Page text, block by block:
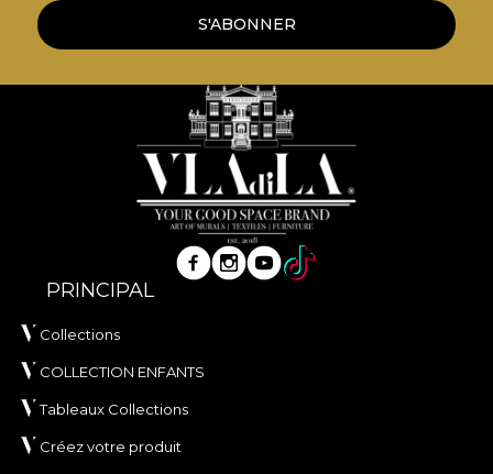
S'ABONNER
PRINCIPAL
Collections
COLLECTION ENFANTS
Tableaux Collections
Créez votre produit